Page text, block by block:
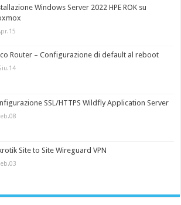
Windows Server 2022 HPE ROK su
Router – Configurazione di default al reboot
SSL/HTTPS Wildfly Application Server
Site to Site Wireguard VPN